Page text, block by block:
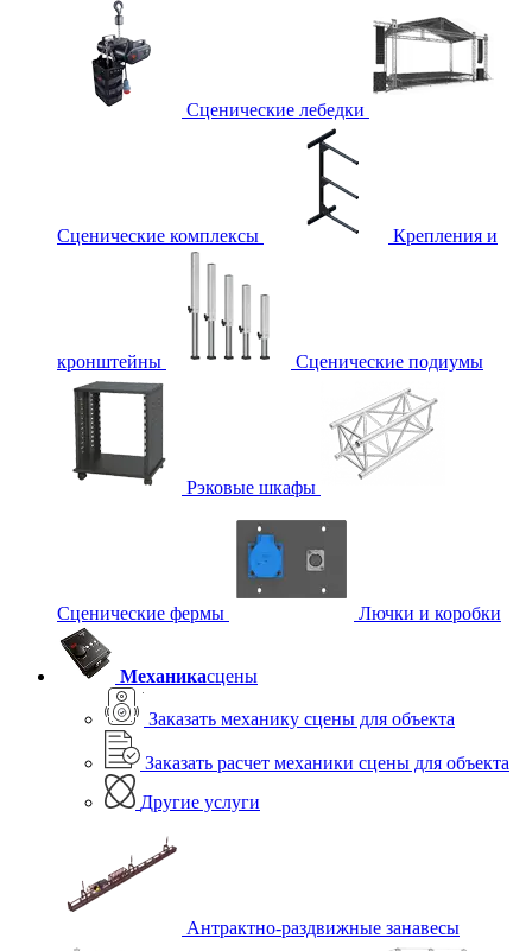
Сценические лебедки
Сценические комплексы Крепления и
кронштейны Сценические подиумы
Рэковые шкафы
Сценические фермы Лючки и коробки
Механикасцены
Заказать механику сцены для объекта
Заказать расчет механики сцены для объекта
Другие услуги
Антрактно-раздвижные занавесы